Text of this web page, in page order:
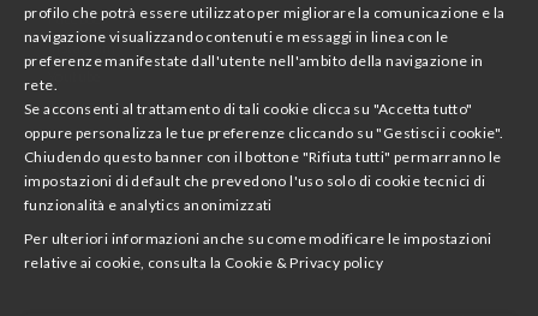
Facebook
Instagram
Twitter
Scarica la App
Accademia Nazionale di San Luca
profilo che potrà essere utilizzato per migliorare la comunicazione e la
navigazione visualizzando contenuti e messaggi in linea con le
preferenze manifestate dall'utente nell'ambito della navigazione in
rete.
Se acconsenti al trattamento di tali cookie clicca su "Accetta tutto"
oppure personalizza le tue preferenze cliccando su "Gestisci i cookie".
Chiudendo questo banner con il bottone "Rifiuta tutti" permarranno le
impostazioni di default che prevedono l'uso solo di cookie tecnici di
funzionalità e analytics anonimizzati
Per ulteriori informazioni anche su come modificare le impostazioni
relative ai cookie, consulta la Cookie & Privacy policy